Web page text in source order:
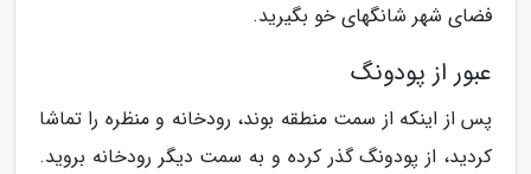
فضای شهر شانگهای خو بگیرید.
عبور از پودونگ
پس از اینکه از سمت منطقه بوند، رودخانه و منظره را تماشا
کردید، از پودونگ گذر کرده و به سمت دیگر رودخانه بروید.